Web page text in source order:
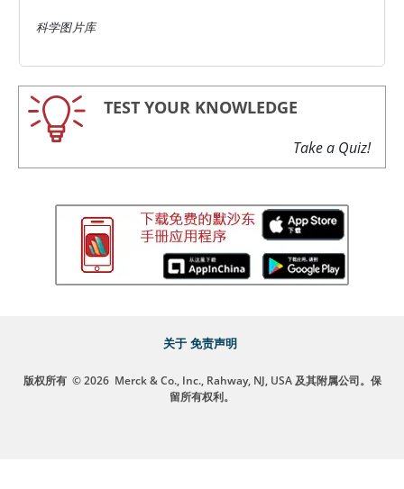
科学图片库
TEST YOUR KNOWLEDGE
Take a Quiz!
关于 免责声明
版权所有 © 2026 Merck & Co., Inc., Rahway, NJ, USA 及其附属公司。保
留所有权利。